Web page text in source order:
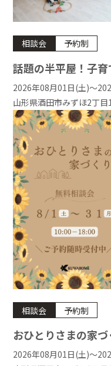
相談会 予約制
話題の半平屋！子
2026年08月01日(土)〜
山形県酒田市みずほ2丁目
相談会 予約制
おひとりさまの家
2026年08月01日(土)〜